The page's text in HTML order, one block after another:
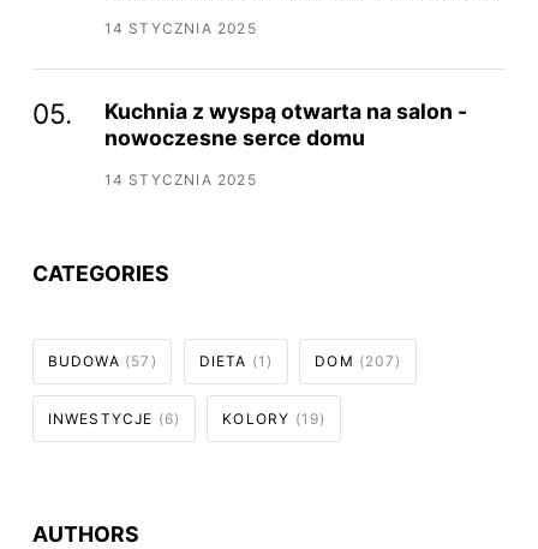
14 STYCZNIA 2025
Kuchnia z wyspą otwarta na salon -
nowoczesne serce domu
14 STYCZNIA 2025
CATEGORIES
BUDOWA (57) DIETA (1) DOM (207)
INWESTYCJE (6) KOLORY (19)
AUTHORS